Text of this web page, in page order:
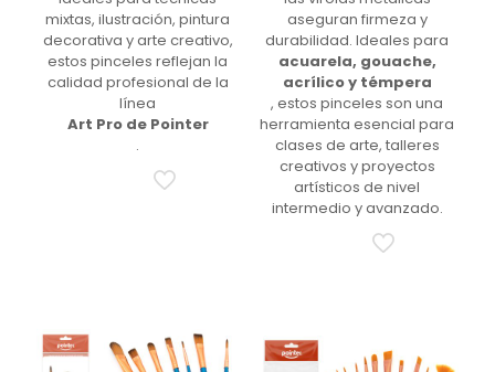
mixtas, ilustración, pintura
decorativa y arte creativo,
estos pinceles reflejan la
calidad profesional de la
línea
Art Pro de Pointer
.
aseguran firmeza y
durabilidad. Ideales para
acuarela, gouache,
acrílico y témpera
, estos pinceles son una
herramienta esencial para
clases de arte, talleres
creativos y proyectos
artísticos de nivel
intermedio y avanzado.